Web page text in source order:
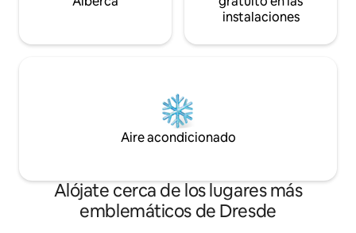
instalaciones
Aire acondicionado
Alójate cerca de los lugares más
emblemáticos de Dresde